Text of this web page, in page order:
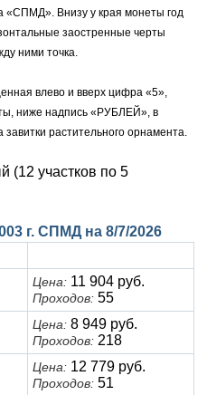
«СПМД». Внизу у края монеты год
заостренные черты
ними точка.
влево и вверх цифра «5»,
ниже надпись «РУБЛЕЙ», в
растительного орнамента.
(12 участков по 5
г. СПМД на 8/7/2026
Цена: 11 904 руб.
Проходов: 55
Цена: 8 949 руб.
Проходов: 218
Цена: 12 779 руб.
Проходов: 51